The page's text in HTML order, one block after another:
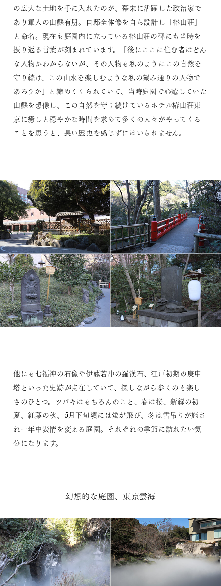
の広大な土地を手に入れたのが、幕末に活躍した政治家で
あり軍人の山縣有朋。自邸全体像を自ら設計し「椿山荘」
と命名。現在も庭園内に立っている椿山荘の碑にも当時を
振り返る言葉が刻まれています。「後にここに住む者はどん
な人物かわからないが、その人物も私のようにこの自然を
守り続け、この山水を楽しむような私の望み通りの人物で
あろうか」と締めくくられていて、当時庭園で心癒していた
山縣を想像し、この自然を守り続けているホテル椿山荘東
京に癒しと穏やかな時間を求めて多くの人々がやってくる
ことを思うと、長い歴史を感じずにはいられません。
他にも七福神の石像や伊藤若冲の羅漢石、江戸初期の庚申
塔といった史跡が点在していて、探しながら歩くのも楽し
さのひとつ。ツバキはもちろんのこと、春は桜、新緑の初
夏、紅葉の秋、5月下旬頃には蛍が飛び、冬は雪吊りが施さ
れ一年中表情を変える庭園。それぞれの季節に訪れたい気
分になります。
幻想的な庭園、東京雲海